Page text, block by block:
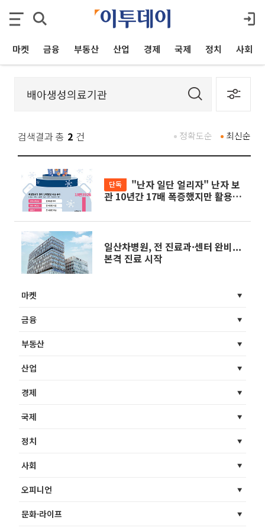
마켓 금융 부동산 산업 경제 국제 정치 사회
검색결과 총 2 건 최신순
정확도순
단독
관 10년간 17배 폭증했지만 활용은
일산차병원, 전 진료과·센터 완비...
본격 진료 시작
마켓
금융
부동산
산업
경제
국제
정치
사회
오피니언
문화·라이프